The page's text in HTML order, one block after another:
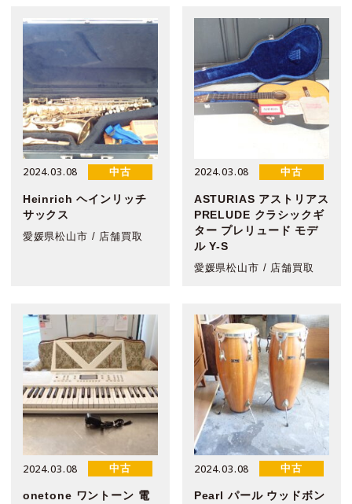
2024.03.08 中古
Heinrich ヘインリッチ
サックス
愛媛県松山市 / 店舗買取
2024.03.08 中古
ASTURIAS アストリアス
PRELUDE クラシックギ
ター プレリュード モデ
ル Y-S
愛媛県松山市 / 店舗買取
2024.03.08 中古
onetone ワントーン 電
2024.03.08 中古
Pearl パール ウッドボン